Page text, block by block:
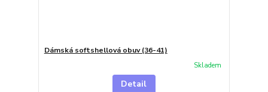
Dámská softshellová obuv (36-41)
Skladem
Detail